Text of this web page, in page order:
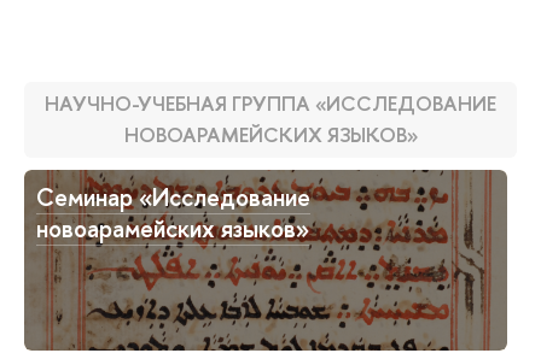
НАУЧНО-УЧЕБНАЯ ГРУППА «ИССЛЕДОВАНИЕ
НОВОАРАМЕЙСКИХ ЯЗЫКОВ»
Семинар «Исследование
новоарамейских языков»